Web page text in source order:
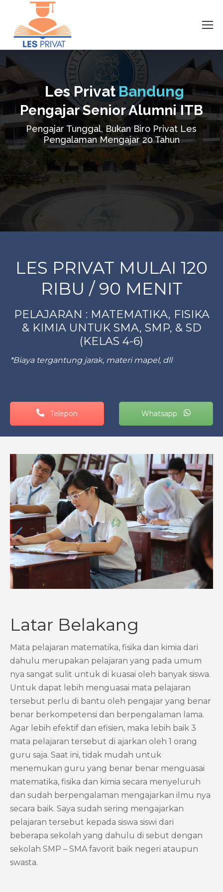
Bandung
Pengajar Senior Alumni ITB
Les Privat
Pengajar Tunggal, Bukan Biro Privat Les
Pengalaman Mengajar 20 Tahun
LES PRIVAT MULAI 120
RIBU / 90 MENIT
PELAJARAN : MATEMATIKA, FISIKA
& KIMIA UNTUK SMA, SMP, & SD
(KELAS 4-6)
*Biaya tergantung jarak, materi mapel, dll
Telepon Whatsapp
Latar Belakang
Mata pelajaran matematika, fisika dan kimia dari
dahulu merupakan pelajaran yang pada umum
nya sangat sulit untuk di kuasai oleh banyak siswa.
Untuk dapat lebih menguasai mata pelajaran
tersebut perlu di bantu oleh pengajar yang benar
benar berkompetensi dan berpengalaman lama.
Agar lebih efektif dan efisien, maka lebih baik 3
mata pelajaran tersebut di ajarkan oleh 1 orang
guru saja. Saat ini, tidak mudah untuk
menemukan guru yang benar benar menguasai
matematika, fisika dan kimia secara menyeluruh
dan sudah berpengalaman mengajarkan ilmu nya
secara baik. Saya sudah sering mengajarkan
pelajaran tersebut kepada siswa siswi dari
beberapa sekolah yang dahulu di sebut dengan
sekolah SMP – SMA favorit baik negeri ataupun
swasta.